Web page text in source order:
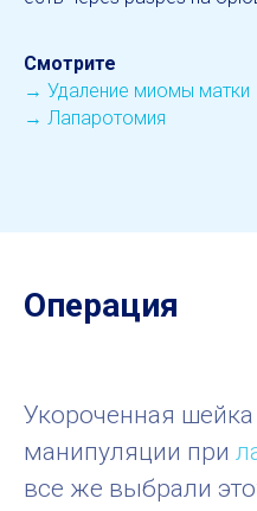
Смотрите
→ Удаление миомы матки
→ Лапаротомия
Операция
Укороченная
манипуляции при
все же выбрали